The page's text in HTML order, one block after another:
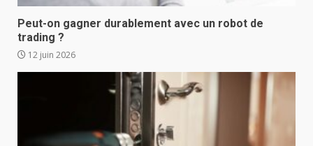
Peut-on gagner durablement avec un robot de
trading ?
12 juin 2026